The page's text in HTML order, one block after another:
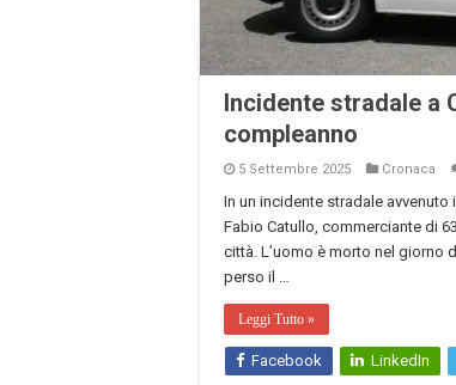
Incidente stradale a
compleanno
5 Settembre 2025 Cronaca
In un incidente stradale avvenuto
Fabio Catullo, commerciante di
città. L’uomo è morto nel giorno
perso il …
Leggi Tutto »
Facebook LinkedIn